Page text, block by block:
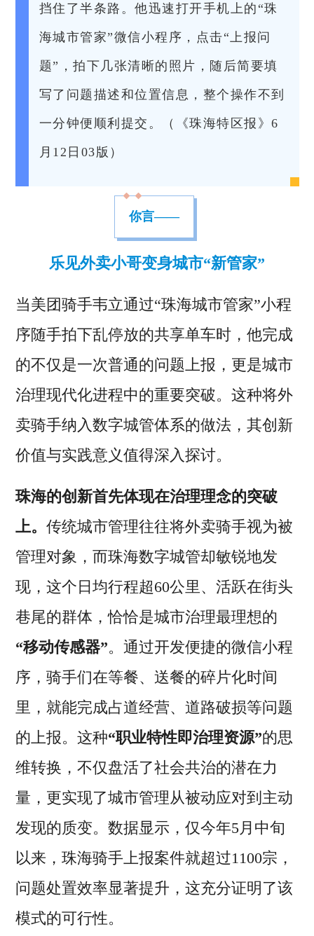
挡住了半条路。他迅速打开手机上的“珠
海城市管家”微信小程序，点击“上报问
题”，拍下几张清晰的照片，随后简要填
写了问题描述和位置信息，整个操作不到
一分钟便顺利提交。（《珠海特区报》6
月12日03版）
你言——
乐见外卖小哥变身城市“新管家”
当美团骑手韦立通过“珠海城市管家”小程
序随手拍下乱停放的共享单车时，他完成
的不仅是一次普通的问题上报，更是城市
治理现代化进程中的重要突破。这种将外
卖骑手纳入数字城管体系的做法，其创新
价值与实践意义值得深入探讨。
珠海的创新首先体现在治理理念的突破
上。 传统城市管理往往将外卖骑手视为被
管理对象，而珠海数字城管却敏锐地发
现，这个日均行程超60公里、活跃在街头
巷尾的群体，恰恰是城市治理最理想的
“移动传感器”。通过开发便捷的微信小程
序，骑手们在等餐、送餐的碎片化时间
里，就能完成占道经营、道路破损等问题
的上报。这种“职业特性即治理资源”的思
维转换，不仅盘活了社会共治的潜在力
量，更实现了城市管理从被动应对到主动
发现的质变。数据显示，仅今年5月中旬
以来，珠海骑手上报案件就超过1100宗，
问题处置效率显著提升，这充分证明了该
模式的可行性。